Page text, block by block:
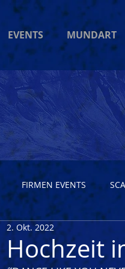
EVENTS MUNDART
FIRMEN EVENTS
Hochzeit
2. Okt. 2022